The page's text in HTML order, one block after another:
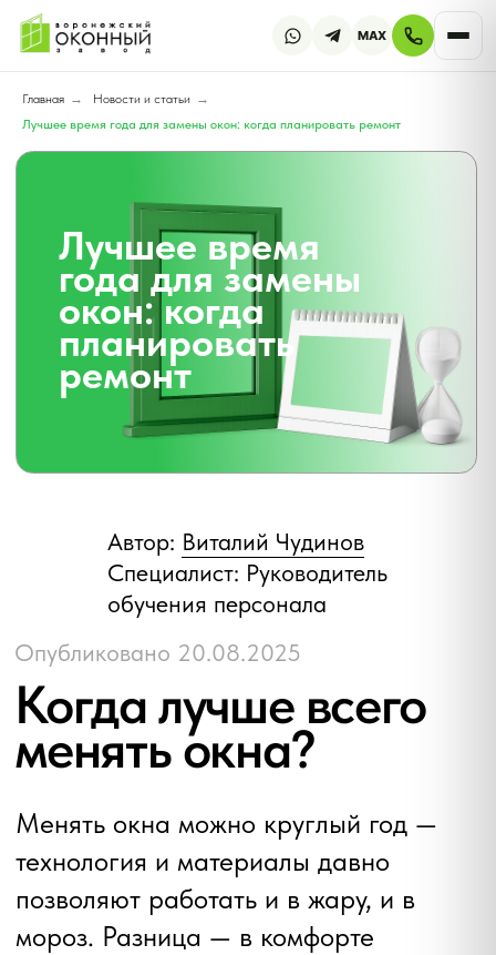
Главная → Новости и статьи →
Лучшее время года для замены окон: когда планировать ремонт
года для замены
окон: когда
планировать
ремонт
Опубликовано 20.08.2025
менять окна?
Менять окна можно круглый год —
технология и материалы давно
позволяют работать и в жару, и в
мороз. Разница — в комфорте
жильцов, сроках, стоимости и
нюансах монтажа. Ниже — понятное
руководство: как выбрать сезон под
свои задачи, что учесть по технологии
новое окно работало тихо, тёпло и без
конденсата.
Весна и лето: комфортно,
но очереди и выше цена
Автор:Виталий Чудинов
Специалист: Руководитель
обучения персонала
MAX